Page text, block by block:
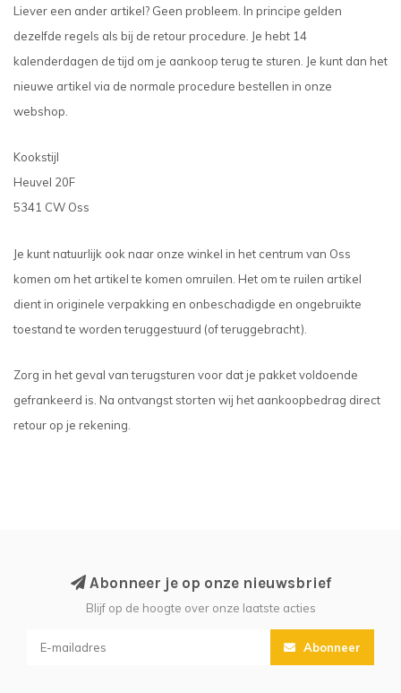
Liever een ander artikel? Geen probleem. In principe gelden
dezelfde regels als bij de retour procedure. Je hebt 14
kalenderdagen de tijd om je aankoop terug te sturen. Je kunt dan het
nieuwe artikel via de normale procedure bestellen in onze
webshop.
Kookstijl
Heuvel 20F
5341 CW Oss
Je kunt natuurlijk ook naar onze winkel in het centrum van Oss
komen om het artikel te komen omruilen. Het om te ruilen artikel
dient in originele verpakking en onbeschadigde en ongebruikte
toestand te worden teruggestuurd (of teruggebracht).
Zorg in het geval van terugsturen voor dat je pakket voldoende
gefrankeerd is. Na ontvangst storten wij het aankoopbedrag direct
retour op je rekening.
Abonneer je op onze nieuwsbrief
Blijf op de hoogte over onze laatste acties
Abonneer